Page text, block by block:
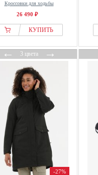
Кроссовки для ходьбы
26 490 ₽
КУПИТЬ
←3 цвета→
-27%